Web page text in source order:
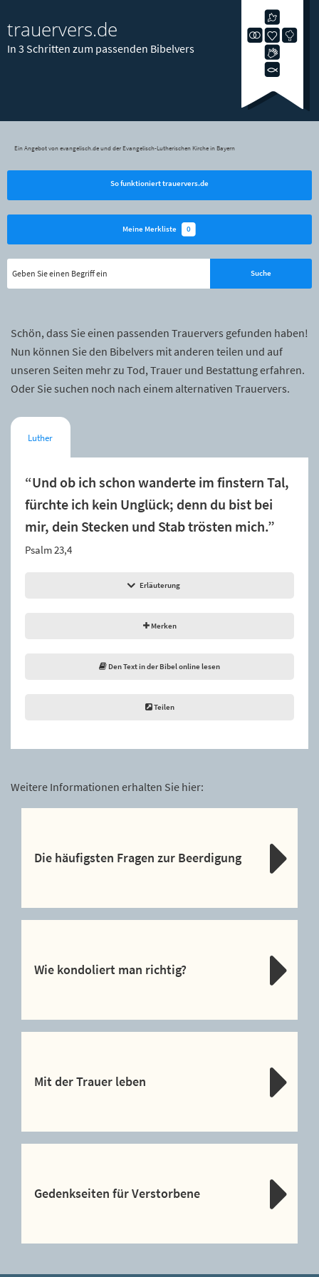
trauervers.de
In 3 Schritten zum passenden Bibelvers
Ein Angebot von evangelisch.de und der Evangelisch-Lutherischen Kirche in Bayern
So funktioniert trauervers.de
Meine Merkliste 0
Schön, dass Sie einen passenden Trauervers gefunden haben!
Nun können Sie den Bibelvers mit anderen teilen und auf
unseren Seiten mehr zu Tod, Trauer und Bestattung erfahren.
Oder Sie suchen noch nach einem alternativen Trauervers.
Luther
“Und ob ich schon wanderte im finstern Tal,
fürchte ich kein Unglück; denn du bist bei
mir, dein Stecken und Stab trösten mich.”
Psalm 23,4
Erläuterung
Merken
Den Text in der Bibel online lesen
Teilen
Weitere Informationen erhalten Sie hier:
Die häufigsten Fragen zur Beerdigung
Wie kondoliert man richtig?
Mit der Trauer leben
Gedenkseiten für Verstorbene